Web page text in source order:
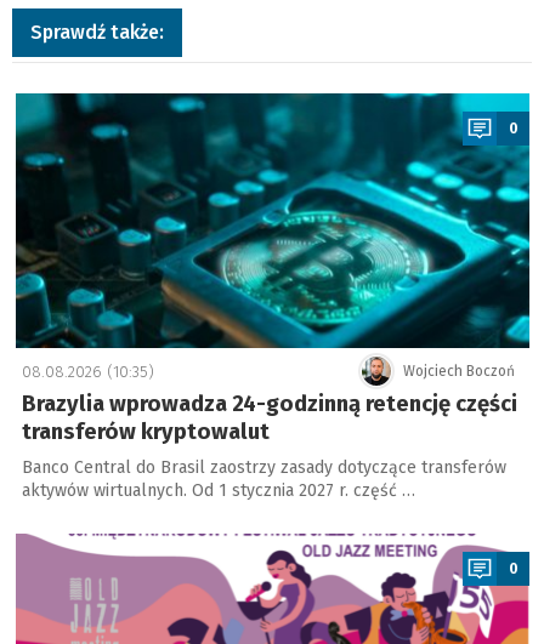
Sprawdź także:
a
0
Wojciech Boczoń
08.08.2026 (10:35)
Brazylia wprowadza 24-godzinną retencję części
transferów kryptowalut
Banco Central do Brasil zaostrzy zasady dotyczące transferów
aktywów wirtualnych. Od 1 stycznia 2027 r. część …
a
0